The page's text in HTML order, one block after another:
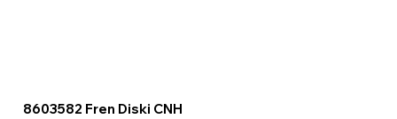
8603582 Fren Diski CNH